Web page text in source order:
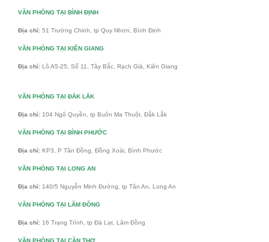
VĂN PHÒNG TẠI BÌNH ĐỊNH
Địa chỉ: 51 Trường Chinh, tp Quy Nhơn, Bình Định
VĂN PHÒNG TẠI KIÊN GIANG
Địa chỉ: Lô A5-25, Số 11, Tây Bắc, Rạch Giá, Kiên Giang
VĂN PHÒNG TẠI ĐẮK LẮK
Địa chỉ: 104 Ngô Quyền, tp Buôn Ma Thuột, Đắk Lắk
VĂN PHÒNG TẠI BÌNH PHƯỚC
Địa chỉ: KP3, P Tân Đồng, Đồng Xoài, Bình Phước
VĂN PHÒNG TẠI LONG AN
Địa chỉ: 140/5 Nguyễn Minh Đường, tp Tân An, Long An
VĂN PHÒNG TẠI LÂM ĐỒNG
Địa chỉ: 16 Trạng Trình, tp Đà Lạt, Lâm Đồng
VĂN PHÒNG TẠI CẦN THƠ